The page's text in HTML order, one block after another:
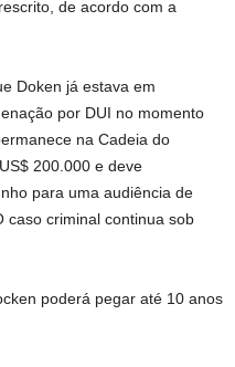
de acordo com a
Doken já estava em
por DUI no momento
na Cadeia do
200.000 e deve
para uma audiência de
caso criminal continua sob
poderá pegar até 10 anos